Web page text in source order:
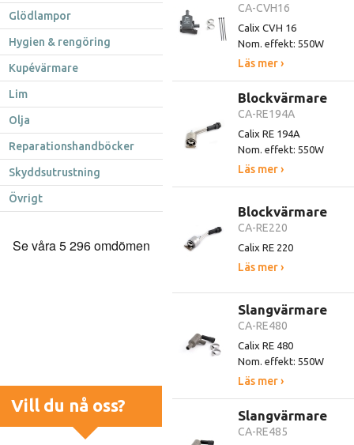
Glödlampor
Hygien & rengöring
Kupévärmare
Lim
Olja
Reparationshandböcker
Skyddsutrustning
Övrigt
Vill du nå oss?
CA-CVH16
Calix CVH 16
Nom. effekt: 550W
Läs mer ›
Blockvärmare
CA-RE194A
Calix RE 194A
Nom. effekt: 550W
Läs mer ›
Blockvärmare
CA-RE220
Calix RE 220
Läs mer ›
Slangvärmare
CA-RE480
Calix RE 480
Nom. effekt: 550W
Läs mer ›
Slangvärmare
CA-RE485